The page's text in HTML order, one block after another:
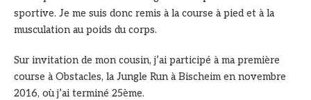
sportive. Je me suis donc remis à la course à pied et à la
musculation au poids du corps.
Sur invitation de mon cousin, j’ai participé à ma première
course à Obstacles, la Jungle Run à Bischeim en novembre
2016, où j’ai terminé 25ème.